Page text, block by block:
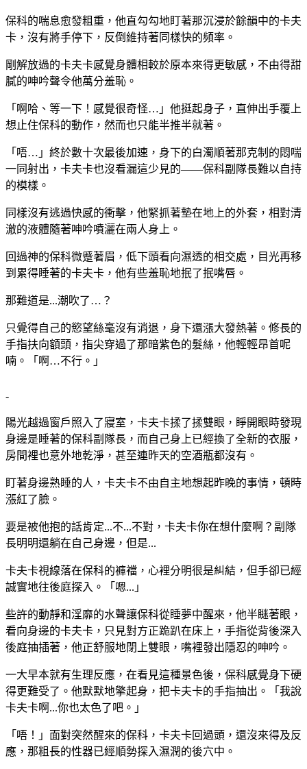
保科的喘息愈發粗重，他直勾勾地盯著那沉浸於餘韻中的卡夫
卡，沒有將手停下，反倒維持著同樣快的頻率。
剛解放過的卡夫卡感覺身體相較於原本來得更敏感，不由得甜
膩的呻吟聲令他萬分羞恥。
「啊哈、等一下！感覺很奇怪…」他挺起身子，直伸出手覆上
想止住保科的動作，然而也只能半推半就著。
「唔…」終於數十次最後加速，身下的白濁順著那克制的悶喘
一同射出，卡夫卡也沒看漏這少見的——保科副隊長難以自持
的模樣。
同樣沒有逃過快感的衝擊，他緊抓著墊在地上的外套，相對清
澈的液體隨著呻吟噴灑在兩人身上。
回過神的保科微蹙著眉，低下頭看向濕透的相交處，目光再移
到累得睡著的卡夫卡，他有些羞恥地抿了抿嘴唇。
那難道是...潮吹了…？
只覺得自己的慾望絲毫沒有消退，身下還漲大發熱著。修長的
手指扶向額頭，指尖穿過了那暗紫色的髮絲，他輕輕昂首呢
喃。「啊…不行。」
-
陽光越過窗戶照入了寢室，卡夫卡揉了揉雙眼，睜開眼時發現
身邊是睡著的保科副隊長，而自己身上已經換了全新的衣服，
房間裡也意外地乾淨，甚至連昨天的空酒瓶都沒有。
盯著身邊熟睡的人，卡夫卡不由自主地想起昨晚的事情，頓時
漲紅了臉。
要是被他抱的話肯定...不...不對，卡夫卡你在想什麼啊？副隊
長明明還躺在自己身邊，但是...
卡夫卡視線落在保科的褲襠，心裡分明很是糾結，但手卻已經
誠實地往後庭探入。「嗯...」
些許的動靜和淫靡的水聲讓保科從睡夢中醒來，他半瞇著眼，
看向身邊的卡夫卡，只見對方正跪趴在床上，手指從背後深入
後庭抽插著，他正舒服地閉上雙眼，嘴裡發出隱忍的呻吟。
一大早本就有生理反應，在看見這種景色後，保科感覺身下硬
得更難受了。他默默地擎起身，把卡夫卡的手指抽出。「我說
卡夫卡啊...你也太色了吧。」
「唔！」面對突然醒來的保科，卡夫卡回過頭，還沒來得及反
應，那粗長的性器已經順勢探入濕潤的後穴中。